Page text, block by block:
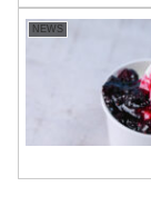
NEWS